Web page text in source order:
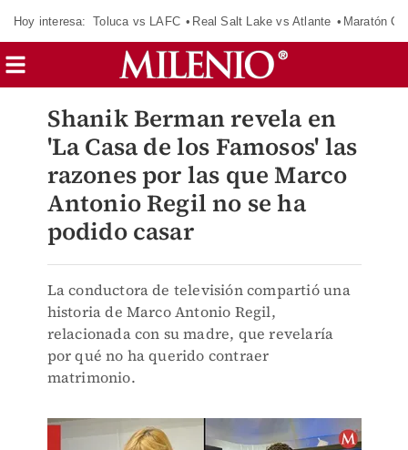
Hoy interesa: Toluca vs LAFC Real Salt Lake vs Atlante Maratón
Shanik Berman revela en
'La Casa de los Famosos' las
razones por las que Marco
Antonio Regil no se ha
podido casar
La conductora de televisión compartió una
historia de Marco Antonio Regil,
relacionada con su madre, que revelaría
por qué no ha querido contraer
matrimonio.